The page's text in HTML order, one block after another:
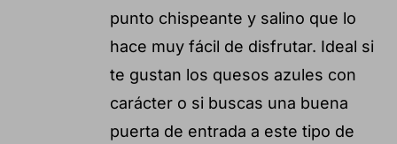
punto chispeante y salino que lo
hace muy fácil de disfrutar. Ideal si
te gustan los quesos azules con
carácter o si buscas una buena
puerta de entrada a este tipo de